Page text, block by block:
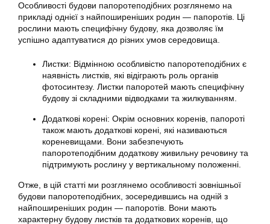
Особливості будови папоротеподібних розглянемо на
прикладі однієї з найпоширеніших родин — папоротів. Ці
рослини мають специфічну будову, яка дозволяє їм
успішно адаптуватися до різних умов середовища.
Листки: Відмінною особливістю папоротеподібних є
наявність листків, які відіграють роль органів
фотосинтезу. Листки папоротей мають специфічну
будову зі складними відводками та жилкуванням.
Додаткові корені: Окрім основних коренів, папороті
також мають додаткові корені, які називаються
кореневищами. Вони забезпечують
папоротеподібним додаткову живильну речовину та
підтримують рослину у вертикальному положенні.
Отже, в цій статті ми розглянемо особливості зовнішньої
будови папоротеподібних, зосередившись на одній з
найпоширеніших родин — папоротів. Вони мають
характерну будову листків та додаткових коренів, що